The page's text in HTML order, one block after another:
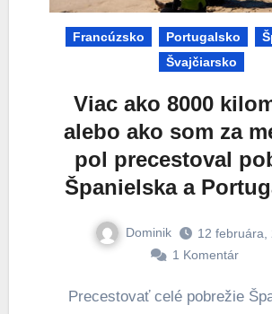
Francúzsko Portugalsko
Švajčiarsko
Viac ako 8000
alebo ako som za
pol precestoval
Španielska a
Dominik
12 februára,
1 Komentár
Precestovať celé pobrežie